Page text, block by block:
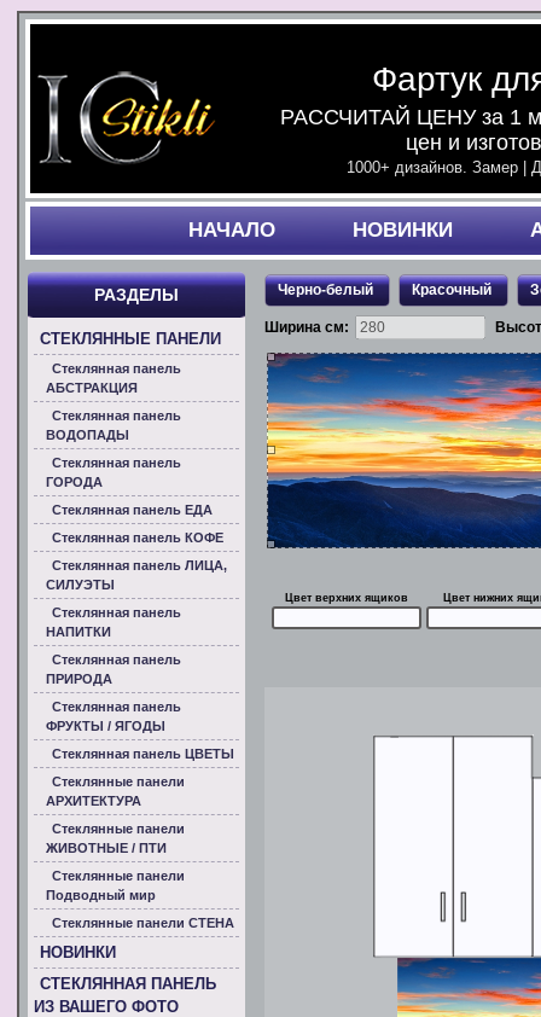
Фартук
РАССЧИТАЙ ЦЕНУ за 1
цен и
1000+ дизайнов. Замер |
НАЧАЛO НОВИНКИ
Черно-белый Красочный
Ширина см:
Цвет верхних ящиков Цвет нижних
РАЗДЕЛЫ
СТЕКЛЯННЫЕ ПАНЕЛИ
Стеклянная панель
АБСТРАКЦИЯ
Стеклянная панель
ВОДОПАДЫ
Стеклянная панель
ГОРОДА
Стеклянная панель ЕДА
Стеклянная панель КОФЕ
Стеклянная панель ЛИЦА,
СИЛУЭТЫ
Стеклянная панель
НАПИТКИ
Стеклянная панель
ПРИРОДА
Стеклянная панель
ФРУКТЫ / ЯГОДЫ
Стеклянная панель ЦВЕТЫ
Стеклянные панели
АРХИТЕКТУРА
Стеклянные панели
ЖИВОТНЫЕ / ПТИ
Стеклянные панели
Подводный мир
Стеклянные панели СТЕНА
НОВИНКИ
СТЕКЛЯННАЯ ПАНЕЛЬ
ИЗ ВАШЕГО ФОТО